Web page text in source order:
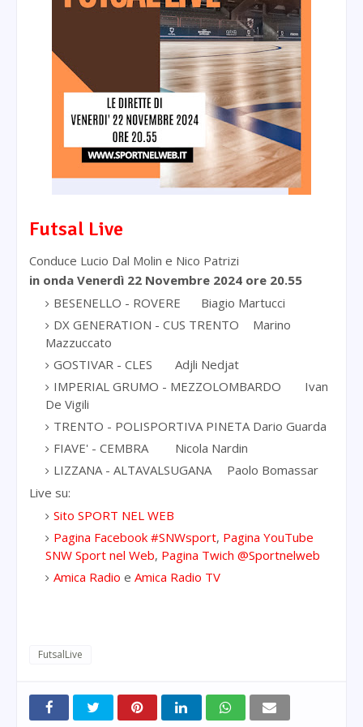
Futsal Live
Conduce Lucio Dal Molin e Nico Patrizi
in onda Venerdì 22 Novembre 2024 ore 20.55
BESENELLO - ROVERE
Biagio Martucci
DX GENERATION - CUS TRENTO
Marino
Mazzuccato
GOSTIVAR - CLES
Adjli Nedjat
IMPERIAL GRUMO - MEZZOLOMBARDO
Ivan
De Vigili
TRENTO - POLISPORTIVA PINETA Dario Guarda
FIAVE' - CEMBRA
Nicola Nardin
LIZZANA - ALTAVALSUGANA
Paolo Bomassar
Live su:
Sito SPORT NEL WEB
Pagina Facebook #SNWsport, Pagina YouTube
SNW Sport nel Web, Pagina Twich @Sportnelweb
Amica Radio e Amica Radio TV
FutsalLive